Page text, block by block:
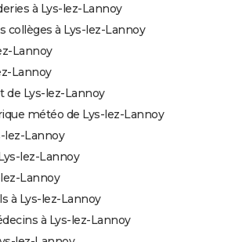
à Lys-lez-Lannoy
collèges à Lys-lez-Lannoy
Lannoy
Lannoy
de Lys-lez-Lannoy
météo de Lys-lez-Lannoy
lez-Lannoy
lez-Lannoy
Lannoy
à Lys-lez-Lannoy
à Lys-lez-Lannoy